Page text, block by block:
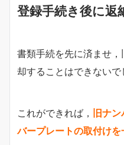
登録手続き後に返
書類手続を先に済ませ
却することはできないで
これができれば，
旧ナ
バープレートの取付けを